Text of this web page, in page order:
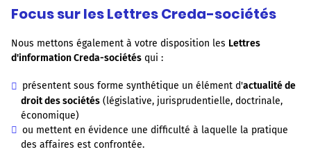
Focus sur les Lettres Creda-sociétés
Nous mettons également à votre disposition les Lettres
d'information Creda-sociétés qui :
présentent sous forme synthétique un élément d'actualité de
droit des sociétés (législative, jurisprudentielle, doctrinale,
économique)
ou mettent en évidence une difficulté à laquelle la pratique
des affaires est confrontée.